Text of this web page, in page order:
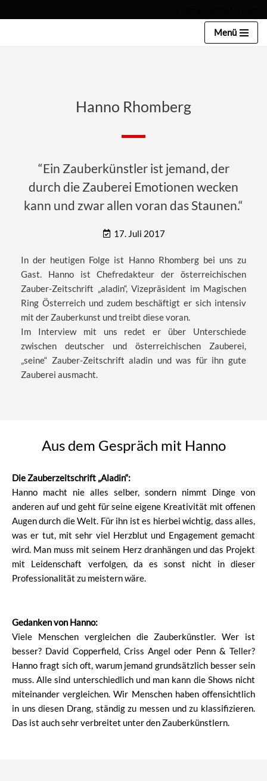
Menü
Hanno Rhomberg
“Ein Zauberkünstler ist jemand, der
durch die Zauberei Emotionen wecken
kann und zwar allen voran das Staunen.“
17. Juli 2017
In der heutigen Folge ist Hanno Rhomberg bei uns zu
Gast. Hanno ist Chefredakteur der österreichischen
Zauber-Zeitschrift „aladin“, Vizepräsident im Magischen
Ring Österreich und zudem beschäftigt er sich intensiv
mit der Zauberkunst und treibt diese voran.
Im Interview mit uns redet er über Unterschiede
zwischen deutscher und österreichischen Zauberei,
„seine“ Zauber-Zeitschrift aladin und was für ihn gute
Zauberei ausmacht.
Aus dem Gespräch mit Hanno
Die Zauberzeitschrift „Aladin“:
Hanno macht nie alles selber, sondern nimmt Dinge von
anderen auf und geht für seine eigene Kreativität mit offenen
Augen durch die Welt. Für ihn ist es hierbei wichtig, dass alles,
was er tut, mit sehr viel Herzblut und Engagement gemacht
wird. Man muss mit seinem Herz dranhängen und das Projekt
mit Leidenschaft verfolgen, da es sonst nicht in dieser
Professionalität zu meistern wäre.
Gedanken von Hanno:
Viele Menschen vergleichen die Zauberkünstler. Wer ist
besser? David Copperfield, Criss Angel oder Penn & Teller?
Hanno fragt sich oft, warum jemand grundsätzlich besser sein
muss. Alle sind unterschiedlich und man kann die Shows nicht
miteinander vergleichen. Wir Menschen haben offensichtlich
in uns diesen Drang, ständig zu messen und zu klassifizieren.
Das ist auch sehr verbreitet unter den Zauberkünstlern.